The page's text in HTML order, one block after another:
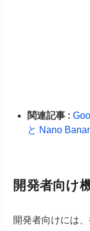
関連記事 :
と Nano
開発者向け
開発者向けには